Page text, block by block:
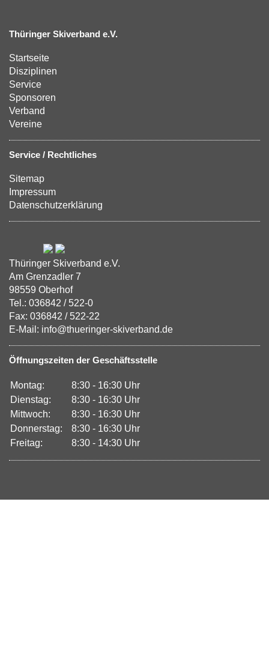
Thüringer Skiverband e.V.
Startseite
Disziplinen
Service
Sponsoren
Verband
Vereine
Service / Rechtliches
Sitemap
Impressum
Datenschutzerklärung
Thüringer Skiverband e.V.
Am Grenzadler 7
98559 Oberhof
Tel.: 036842 / 522-0
Fax: 036842 / 522-22
E-Mail: info@thueringer-skiverband.de
Öffnungszeiten der Geschäftsstelle
Montag:
8:30 - 16:30 Uhr
Dienstag:
8:30 - 16:30 Uhr
Mittwoch:
8:30 - 16:30 Uhr
Donnerstag:
8:30 - 16:30 Uhr
Freitag:
8:30 - 14:30 Uhr